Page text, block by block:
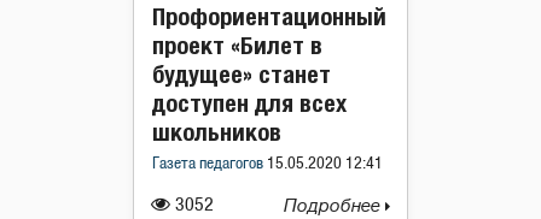
3052
Профориентационный
проект «Билет в
будущее» станет
доступен для всех
школьников
Газета педагогов 15.05.2020 12:41
Подробнее